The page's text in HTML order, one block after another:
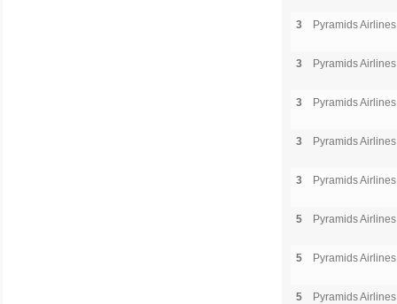
3 Pyramids Airlines
3 Pyramids Airlines
3 Pyramids Airlines
3 Pyramids Airlines
3 Pyramids Airlines
5 Pyramids Airlines
5 Pyramids Airlines
5 Pyramids Airlines